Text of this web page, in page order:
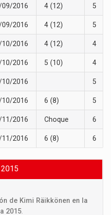
2016 4 (12) 5
2016 4 (12) 5
2016 4 (12) 4
2016 5 (10) 4
2016 5
2016 6 (8) 5
2016 Choque 6
2016 6 (8) 6
2015
de Kimi Räikkönen en la
2015